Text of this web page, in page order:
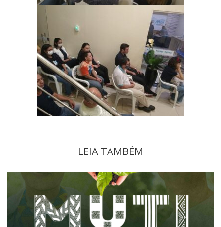
LEIA TAMBÉM